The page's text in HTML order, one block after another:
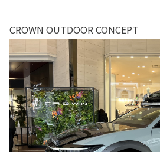
CROWN OUTDOOR CONCEPT